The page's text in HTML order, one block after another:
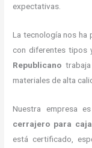
expectativas.
La tecnología nos ha
con diferentes tipos
Republicano
materiales de alta
Nuestra empresa
cerrajero para
está certificado,